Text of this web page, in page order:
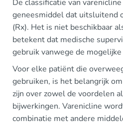
De classificatie van
geneesmiddel dat uitsluitend
(Rx). Het is niet beschikbaar
betekent dat medische
gebruik vanwege de
Voor elke patiënt die
gebruiken, is het belangrijk
zijn over zowel de voordelen
bijwerkingen. Varenicline
combinatie met andere